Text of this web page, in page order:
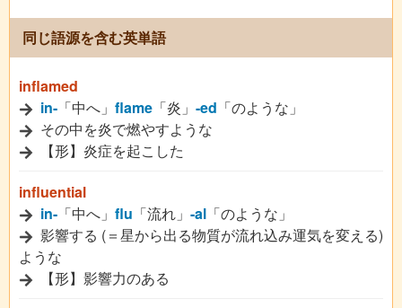
同じ語源を含む英単語
inflamed
in- 「中へ」 flame 「炎」 -ed 「のような」
その中を炎で燃やすような
【形】炎症を起こした
influential
in- 「中へ」 flu 「流れ」 -al 「のような」
影響する (＝星から出る物質が流れ込み運気を変える)
ような
【形】影響力のある